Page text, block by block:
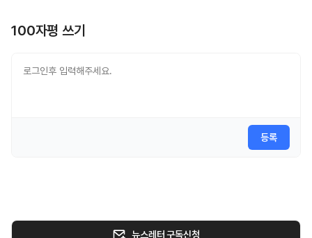
100자평 쓰기
등록
뉴스레터 구독신청